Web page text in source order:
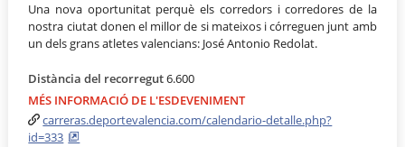
Una nova oportunitat perquè els corredors i corredores de la
nostra ciutat donen el millor de si mateixos i córreguen junt amb
un dels grans atletes valencians: José Antonio Redolat.
Distància del recorregut6.600
MÉS INFORMACIÓ DE L'ESDEVENIMENT
carreras.deportevalencia.com/calendario-detalle.php?
id=333